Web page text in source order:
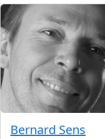
Bernard Sens